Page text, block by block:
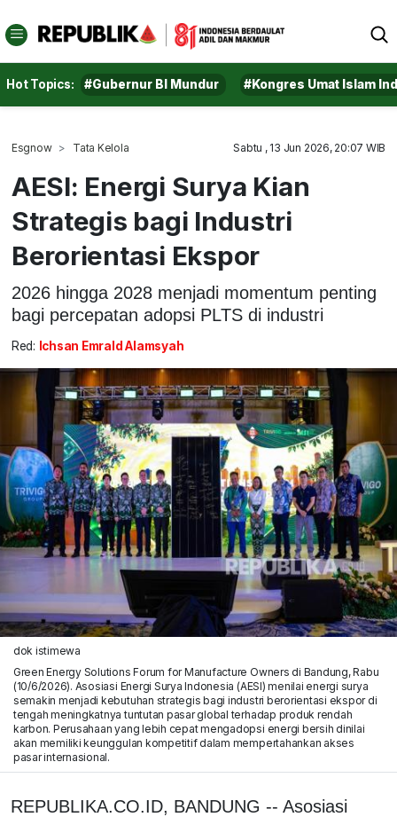
Hot Topics: #Gubernur BI Mundur #Kongres Umat Islam
Esgnow Tata Kelola Sabtu , 13 Jun 2026, 20:07 WIB
AESI: Energi Surya Kian
Strategis bagi Industri
Berorientasi Ekspor
2026 hingga 2028 menjadi momentum penting
bagi percepatan adopsi PLTS di industri
Red: Ichsan Emrald Alamsyah
dok istimewa
Green Energy Solutions Forum for Manufacture Owners di Bandung, Rabu
(10/6/2026). Asosiasi Energi Surya Indonesia (AESI) menilai energi surya
semakin menjadi kebutuhan strategis bagi industri berorientasi ekspor di
tengah meningkatnya tuntutan pasar global terhadap produk rendah
karbon. Perusahaan yang lebih cepat mengadopsi energi bersih dinilai
akan memiliki keunggulan kompetitif dalam mempertahankan akses
pasar internasional.
REPUBLIKA.CO.ID, BANDUNG -- Asosiasi